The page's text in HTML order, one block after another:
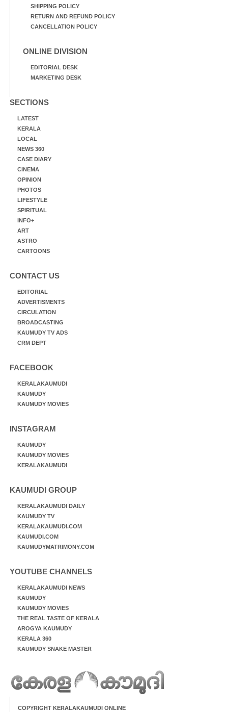
SHIPPING POLICY
RETURN AND REFUND POLICY
CANCELLATION POLICY
ONLINE DIVISION
EDITORIAL DESK
MARKETING DESK
SECTIONS
LATEST
KERALA
LOCAL
NEWS 360
CASE DIARY
CINEMA
OPINION
PHOTOS
LIFESTYLE
SPIRITUAL
INFO+
ART
ASTRO
CARTOONS
CONTACT US
EDITORIAL
ADVERTISMENTS
CIRCULATION
BROADCASTING
KAUMUDY TV ADS
CRM DEPT
FACEBOOK
KERALAKAUMUDI
KAUMUDY
KAUMUDY MOVIES
INSTAGRAM
KAUMUDY
KAUMUDY MOVIES
KERALAKAUMUDI
KAUMUDI GROUP
KERALAKAUMUDI DAILY
KAUMUDY TV
KERALAKAUMUDI.COM
KAUMUDI.COM
KAUMUDYMATRIMONY.COM
YOUTUBE CHANNELS
KERALAKAUMUDI NEWS
KAUMUDY
KAUMUDY MOVIES
THE REAL TASTE OF KERALA
AROGYA KAUMUDY
KERALA 360
KAUMUDY SNAKE MASTER
COPYRIGHT KERALAKAUMUDI ONLINE